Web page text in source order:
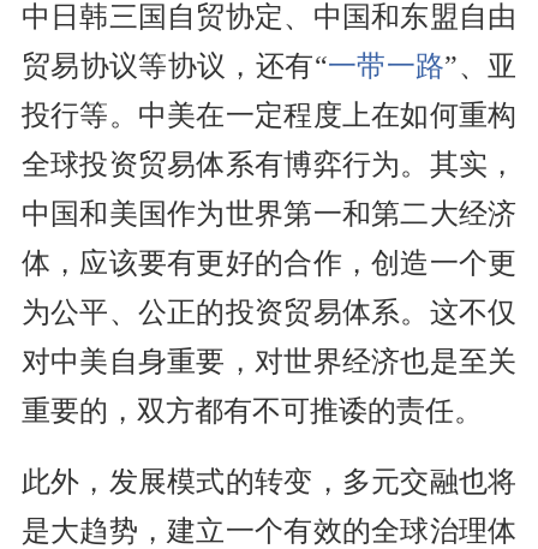
中日韩三国自贸协定、中国和东盟自由
贸易协议等协议，还有“一带一路”、亚
投行等。中美在一定程度上在如何重构
全球投资贸易体系有博弈行为。其实，
中国和美国作为世界第一和第二大经济
体，应该要有更好的合作，创造一个更
为公平、公正的投资贸易体系。这不仅
对中美自身重要，对世界经济也是至关
重要的，双方都有不可推诿的责任。
此外，发展模式的转变，多元交融也将
是大趋势，建立一个有效的全球治理体